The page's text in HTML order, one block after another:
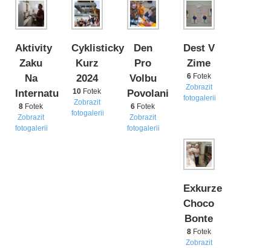
Aktivity
Zaku
Na
Internatu
8 Fotek
Zobrazit
fotogalerii
Cyklisticky
Kurz
2024
10 Fotek
Zobrazit
fotogalerii
Den
Pro
Volbu
Povolani
6 Fotek
Zobrazit
fotogalerii
Dest V
Zime
6Fotek
Zobrazit
fotogalerii
Exkurze
Choco
Bonte
8Fotek
Zobrazit